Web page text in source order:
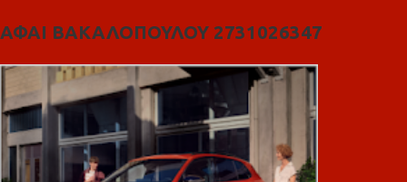
ΑΦΑΙ ΒΑΚΑΛΟΠΟΥΛΟΥ 2731026347